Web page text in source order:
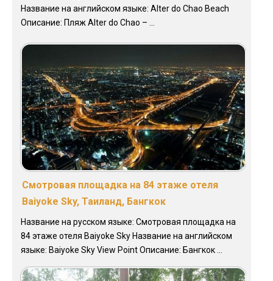
Название на английском языке: Alter do Chao Beach
Описание: Пляж Alter do Chao – ...
Смотровая площадка на 84 этаже отеля
Baiyoke Sky, Таиланд, Бангкок
Название на русском языке: Смотровая площадка на
84 этаже отеля Baiyoke Sky Название на английском
языке: Baiyoke Sky View Point Описание: Бангкок ...